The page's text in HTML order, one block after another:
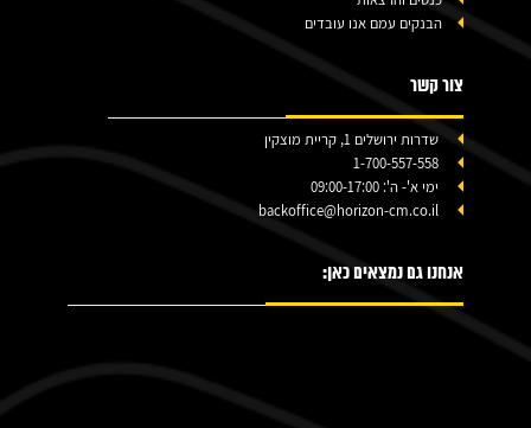
הבנקים עמם אנו עובדים
צור קשר
שדרות ירושלים 1, קריית מוצקין
1-700-557-558
ימי א'- ה': 09:00-17:00
backoffice@horizon-cm.co.il
אנחנו גם נמצאים כאן: